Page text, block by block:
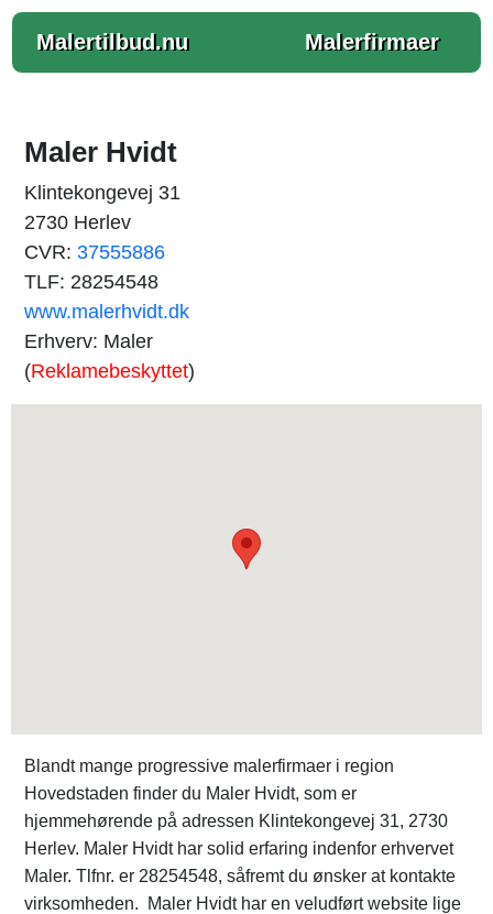
Malertilbud.nu Malerfirmaer
Maler Hvidt
Klintekongevej 31
2730 Herlev
CVR: 37555886
TLF: 28254548
www.malerhvidt.dk
Erhverv: Maler
(Reklamebeskyttet)
Blandt mange progressive malerfirmaer i region
Hovedstaden finder du Maler Hvidt, som er
hjemmehørende på adressen Klintekongevej 31, 2730
Herlev. Maler Hvidt har solid erfaring indenfor erhvervet
Maler. Tlfnr. er 28254548, såfremt du ønsker at kontakte
virksomheden. Maler Hvidt har en veludført website lige